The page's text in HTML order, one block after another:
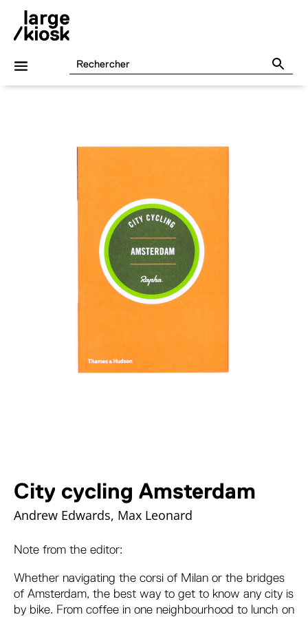
City cycling Amsterdam
Andrew Edwards, Max Leonard
Note from the editor:
Whether navigating the corsi of Milan or the bridges
of Amsterdam, the best way to get to know any city is
by bike. From coffee in one neighbourhood to lunch on